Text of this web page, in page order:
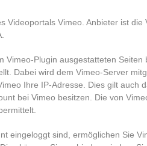
Videoportals Vimeo. Anbieter ist
Vimeo-Plugin ausgestatteten
Dabei wird dem Vimeo-Server
Ihre IP-Adresse. Dies gilt auch
bei Vimeo besitzen. Die von
eingeloggt sind, ermöglichen Sie